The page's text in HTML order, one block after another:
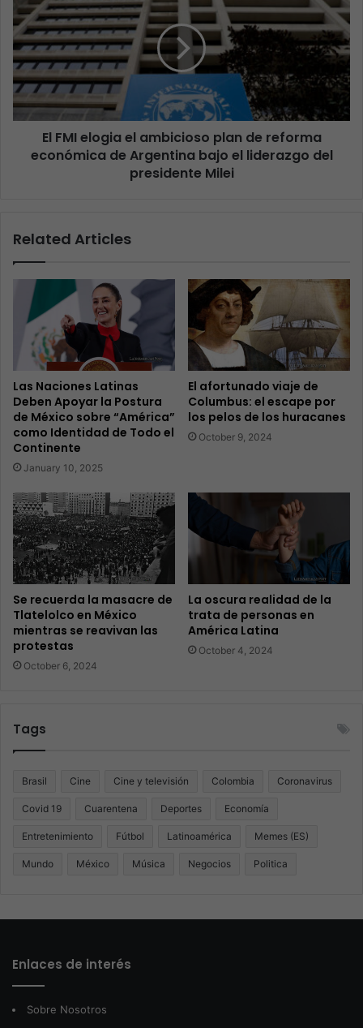
El FMI elogia el ambicioso plan de reforma
económica de Argentina bajo el liderazgo del
presidente Milei
Related Articles
Las Naciones Latinas
Deben Apoyar la Postura
de México sobre “América”
como Identidad de Todo el
Continente
January 10, 2025
El afortunado viaje de
Columbus: el escape por
los pelos de los huracanes
October 9, 2024
Se recuerda la masacre de
Tlatelolco en México
mientras se reavivan las
protestas
October 6, 2024
La oscura realidad de la
trata de personas en
América Latina
October 4, 2024
Tags
Brasil Cine Cine y televisión Colombia Coronavirus
Covid 19 Cuarentena Deportes Economía
Entretenimiento Fútbol Latinoamérica Memes (ES)
Mundo México Música Negocios Politica
Enlaces de interés
Sobre Nosotros